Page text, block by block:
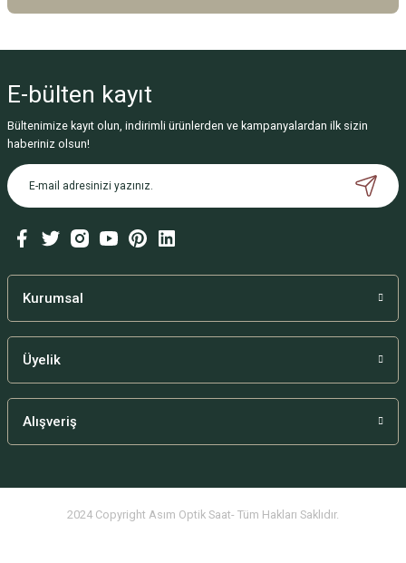
Deneyimini Paylaş
E-bülten kayıt
Bültenimize kayıt olun, indirimli ürünlerden ve kampanyalardan ilk sizin
haberiniz olsun!
Kurumsal
Üyelik
Alışveriş
2024 Copyright Asım Optik Saat- Tüm Hakları Saklıdır.